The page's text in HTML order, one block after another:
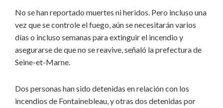
No se han reportado muertes ni heridos. Pero incluso una
vez que se controle el fuego, aún se necesitarán varios
días o incluso semanas para extinguir el incendio y
asegurarse de que no se reavive, señaló la prefectura de
Seine-et-Marne.
Dos personas han sido detenidas en relación con los
incendios de Fontainebleau, y otras dos detenidas por